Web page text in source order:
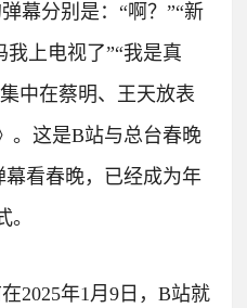
幕分别是：“啊？”“新
我上电视了”“我是真
中在蔡明、王天放表
。这是B站与总台春晚
看春晚，已经成为年
2025年1月9日，B站就